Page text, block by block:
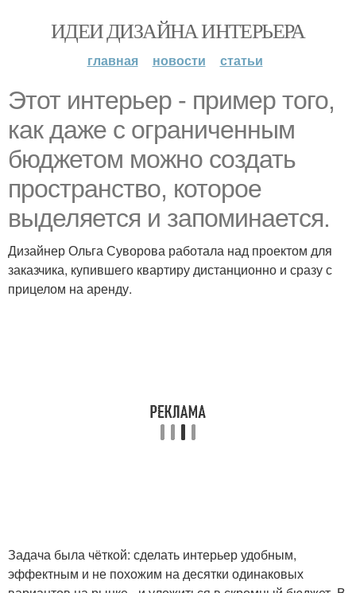
ИДЕИ ДИЗАЙНА ИНТЕРЬЕРА
главная новости статьи
Этот интерьер - пример того,
как даже с ограниченным
бюджетом можно создать
пространство, которое
выделяется и запоминается.
Дизайнер Ольга Суворова работала над проектом для
заказчика, купившего квартиру дистанционно и сразу с
прицелом на аренду.
Задача была чёткой: сделать интерьер удобным,
эффектным и не похожим на десятки одинаковых